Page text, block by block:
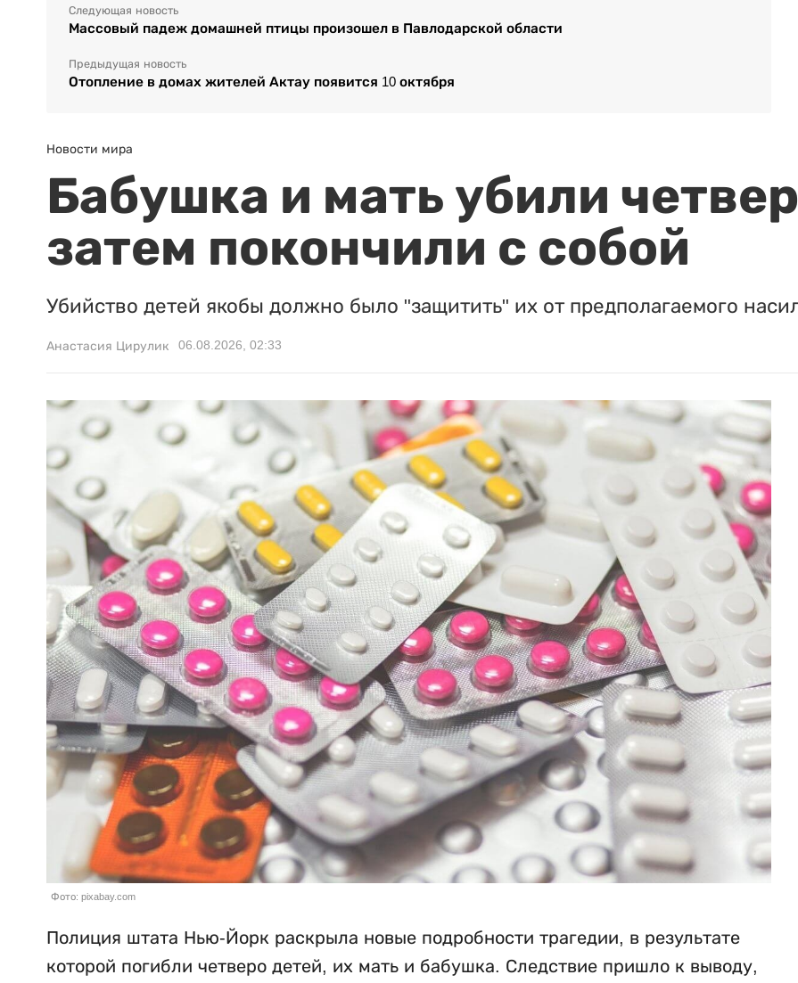
Следующая новость
Массовый падеж домашней птицы произошел в Павлодарской области
Предыдущая новость
Отопление в домах жителей Актау появится 10 октября
Новости мира
Бабушка и мать убили
затем покончили с собой
Убийство детей якобы должно было "защитить" их от предполагаемого
Анастасия Цирулик 06.08.2026, 02:33
Фото: pixabay.com
Полиция штата Нью-Йорк раскрыла новые подробности трагедии, в результате
которой погибли четверо детей, их мать и бабушка. Следствие пришло к выводу,